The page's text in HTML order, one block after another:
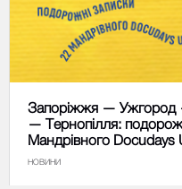
Запоріжжя — Ужгород
— Тернопілля:
Мандрівного Docudays
НОВИНИ